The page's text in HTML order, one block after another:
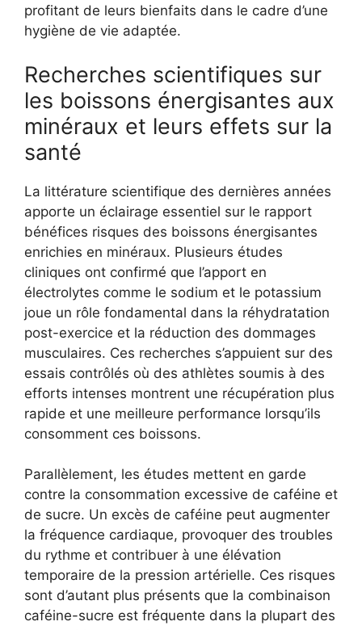
profitant de leurs bienfaits dans le cadre d’une
hygiène de vie adaptée.
Recherches scientifiques sur
les boissons énergisantes aux
minéraux et leurs effets sur la
santé
La littérature scientifique des dernières années
apporte un éclairage essentiel sur le rapport
bénéfices risques des boissons énergisantes
enrichies en minéraux. Plusieurs études
cliniques ont confirmé que l’apport en
électrolytes comme le sodium et le potassium
joue un rôle fondamental dans la réhydratation
post-exercice et la réduction des dommages
musculaires. Ces recherches s’appuient sur des
essais contrôlés où des athlètes soumis à des
efforts intenses montrent une récupération plus
rapide et une meilleure performance lorsqu’ils
consomment ces boissons.
Parallèlement, les études mettent en garde
contre la consommation excessive de caféine et
de sucre. Un excès de caféine peut augmenter
la fréquence cardiaque, provoquer des troubles
du rythme et contribuer à une élévation
temporaire de la pression artérielle. Ces risques
sont d’autant plus présents que la combinaison
caféine-sucre est fréquente dans la plupart des